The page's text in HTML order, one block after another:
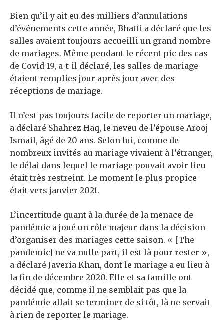
Bien qu’il y ait eu des milliers d’annulations
d’événements cette année, Bhatti a déclaré que les
salles avaient toujours accueilli un grand nombre
de mariages. Même pendant le récent pic des cas
de Covid-19, a-t-il déclaré, les salles de mariage
étaient remplies jour après jour avec des
réceptions de mariage.
Il n’est pas toujours facile de reporter un mariage,
a déclaré Shahrez Haq, le neveu de l’épouse Arooj
Ismail, âgé de 20 ans. Selon lui, comme de
nombreux invités au mariage vivaient à l’étranger,
le délai dans lequel le mariage pouvait avoir lieu
était très restreint. Le moment le plus propice
était vers janvier 2021.
L’incertitude quant à la durée de la menace de
pandémie a joué un rôle majeur dans la décision
d’organiser des mariages cette saison. « [The
pandemic] ne va nulle part, il est là pour rester »,
a déclaré Javeria Khan, dont le mariage a eu lieu à
la fin de décembre 2020. Elle et sa famille ont
décidé que, comme il ne semblait pas que la
pandémie allait se terminer de si tôt, là ne servait
à rien de reporter le mariage.